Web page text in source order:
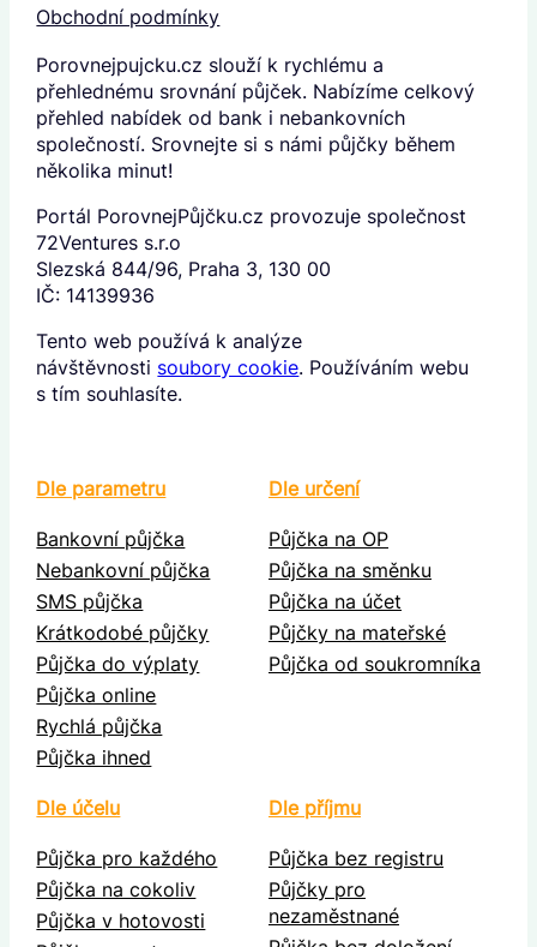
Obchodní podmínky
Porovnejpujcku.cz slouží k rychlému a
přehlednému srovnání půjček. Nabízíme celkový
přehled nabídek od bank i nebankovních
společností. Srovnejte si s námi půjčky během
několika minut!
Portál PorovnejPůjčku.cz provozuje společnost
72Ventures s.r.o
Slezská 844/96, Praha 3, 130 00
IČ: 14139936
Tento web používá k analýze
návštěvnosti soubory cookie. Používáním webu
s tím souhlasíte.
Dle parametru
Bankovní půjčka
Nebankovní půjčka
SMS půjčka
Krátkodobé půjčky
Půjčka do výplaty
Půjčka online
Rychlá půjčka
Půjčka ihned
Dle určení
Půjčka na OP
Půjčka na směnku
Půjčka na účet
Půjčky na mateřské
Půjčka od soukromníka
Dle účelu
Půjčka pro každého
Půjčka na cokoliv
Půjčka v hotovosti
Dle příjmu
Půjčka bez registru
Půjčky pro
nezaměstnané